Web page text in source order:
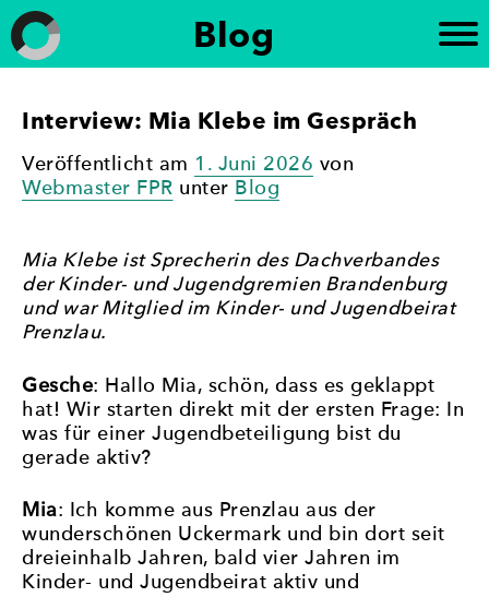
Weiter
zum
Inhalt
Förderung der politischen Gleichberechtigung von
unterstützt die Beteiligung von Frauen an
politischen Prozessen und setzt sich für eine
stärkere Frauenbeteiligung in der Politik zu
erreichen.
Blog
Interview: Mia Klebe im Gespräch
Veröffentlicht am 1. Juni 2026 von
Webmaster FPR unter Blog
Mia Klebe ist Sprecherin des Dachverbandes
der Kinder- und Jugendgremien Brandenburg
und war Mitglied im Kinder- und Jugendbeirat
Prenzlau.
Gesche: Hallo Mia, schön, dass es geklappt
hat! Wir starten direkt mit der ersten Frage: In
was für einer Jugendbeteiligung bist du
gerade aktiv?
Mia: Ich komme aus Prenzlau aus der
wunderschönen Uckermark und bin dort seit
dreieinhalb Jahren, bald vier Jahren im
Kinder- und Jugendbeirat aktiv und